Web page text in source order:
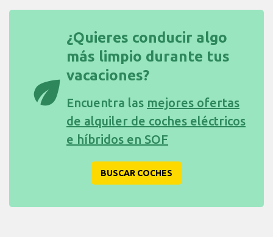
eco
¿Quieres conducir algo
más limpio durante tus
vacaciones?
Encuentra las mejores ofertas
de alquiler de coches eléctricos
e híbridos en SOF
BUSCAR COCHES